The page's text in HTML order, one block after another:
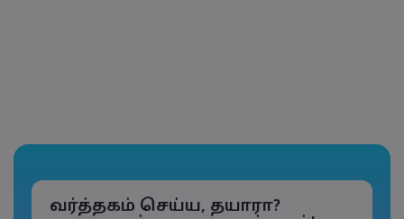
வர்த்தகம் செய்ய, தயாரா?